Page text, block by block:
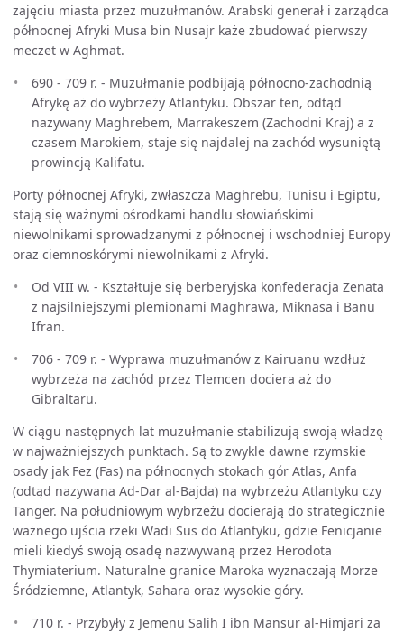
zajęciu miasta przez muzułmanów. Arabski generał i zarządca
północnej Afryki Musa bin Nusajr każe zbudować pierwszy
meczet w Aghmat.
690 - 709 r. - Muzułmanie podbijają północno-zachodnią
Afrykę aż do wybrzeży Atlantyku. Obszar ten, odtąd
nazywany Maghrebem, Marrakeszem (Zachodni Kraj) a z
czasem Marokiem, staje się najdalej na zachód wysuniętą
prowincją Kalifatu.
Porty północnej Afryki, zwłaszcza Maghrebu, Tunisu i Egiptu,
stają się ważnymi ośrodkami handlu słowiańskimi
niewolnikami sprowadzanymi z północnej i wschodniej Europy
oraz ciemnoskórymi niewolnikami z Afryki.
Od VIII w. - Kształtuje się berberyjska konfederacja Zenata
z najsilniejszymi plemionami Maghrawa, Miknasa i Banu
Ifran.
706 - 709 r. - Wyprawa muzułmanów z Kairuanu wzdłuż
wybrzeża na zachód przez Tlemcen dociera aż do
Gibraltaru.
W ciągu następnych lat muzułmanie stabilizują swoją władzę
w najważniejszych punktach. Są to zwykle dawne rzymskie
osady jak Fez (Fas) na północnych stokach gór Atlas, Anfa
(odtąd nazywana Ad-Dar al-Bajda) na wybrzeżu Atlantyku czy
Tanger. Na południowym wybrzeżu docierają do strategicznie
ważnego ujścia rzeki Wadi Sus do Atlantyku, gdzie Fenicjanie
mieli kiedyś swoją osadę nazwywaną przez Herodota
Thymiaterium. Naturalne granice Maroka wyznaczają Morze
Śródziemne, Atlantyk, Sahara oraz wysokie góry.
710 r. - Przybyły z Jemenu Salih I ibn Mansur al-Himjari za